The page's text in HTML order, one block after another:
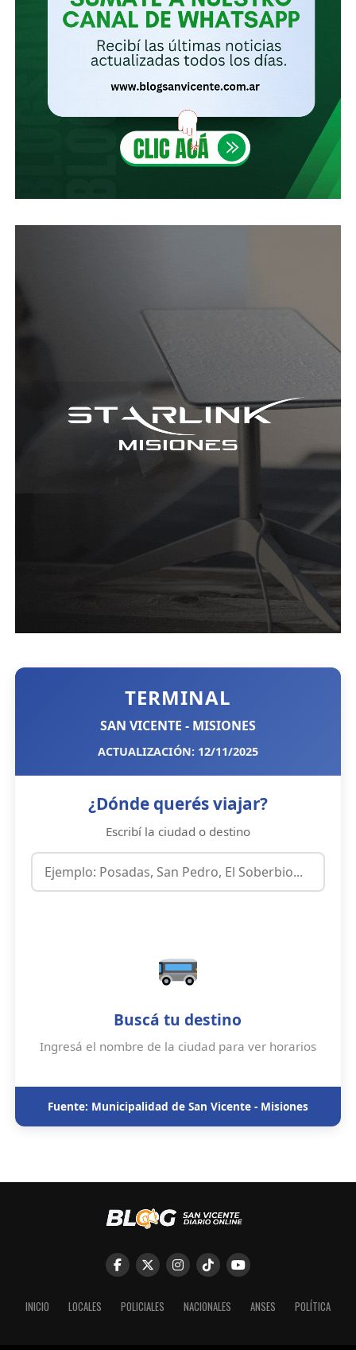
TERMINAL
SAN VICENTE - MISIONES
ACTUALIZACIÓN: 12/11/2025
¿Dónde querés viajar?
Escribí la ciudad o destino
Buscá tu destino
Ingresá el nombre de la ciudad para ver horarios
Fuente: Municipalidad de San Vicente - Misiones
INICIO LOCALES POLICIALES NACIONALES ANSES POLÍTICA